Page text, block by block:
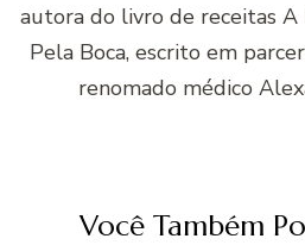
autora do livro de receitas A
Pela Boca, escrito em
renomado médico
Você Também